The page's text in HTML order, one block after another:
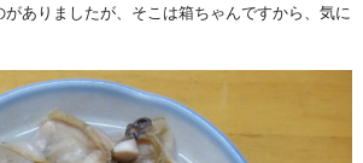
ありましたが、そこは箱ちゃんですから、気に